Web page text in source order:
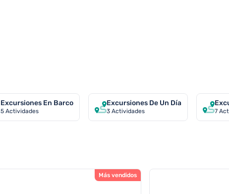
Excursiones En Barco
5 Actividades
Excursiones De Un Día
3 Actividades 7
Más vendidos